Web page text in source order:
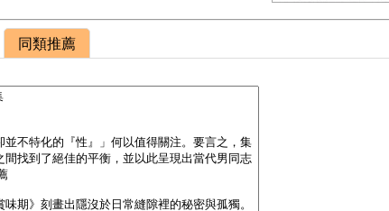
同類推薦